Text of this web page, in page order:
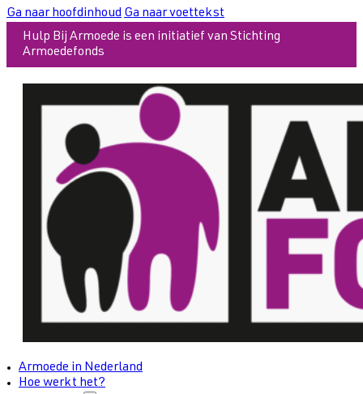
Ga naar hoofdinhoud Ga naar voettekst
Hulp Bij Armoede is een initiatief van Stichting
Armoedefonds
Armoede in Nederland
Hoe werkt het?